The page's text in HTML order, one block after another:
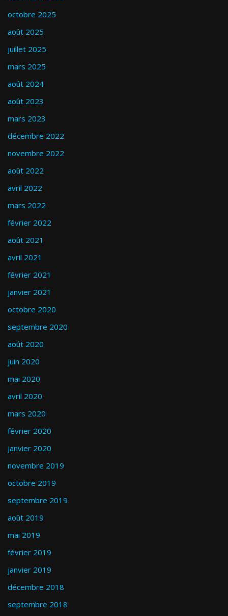
octobre 2025
août 2025
juillet 2025
mars 2025
août 2024
août 2023
mars 2023
décembre 2022
novembre 2022
août 2022
avril 2022
mars 2022
février 2022
août 2021
avril 2021
février 2021
janvier 2021
octobre 2020
septembre 2020
août 2020
juin 2020
mai 2020
avril 2020
mars 2020
février 2020
janvier 2020
novembre 2019
octobre 2019
septembre 2019
août 2019
mai 2019
février 2019
janvier 2019
décembre 2018
septembre 2018